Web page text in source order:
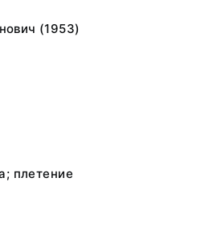
(1953)
плетение